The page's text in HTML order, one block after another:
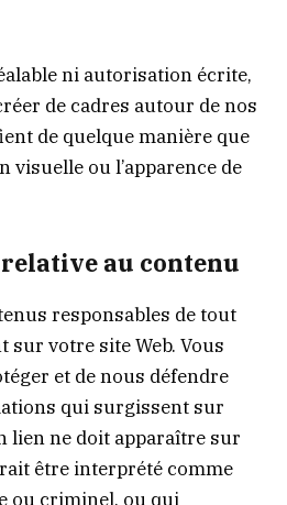
ni autorisation écrite,
de cadres autour de nos
de quelque manière que
visuelle ou l’apparence de
au contenu
responsables de tout
sur votre site Web. Vous
et de nous défendre
qui surgissent sur
lien ne doit apparaître sur
être interprété comme
ou criminel, ou qui